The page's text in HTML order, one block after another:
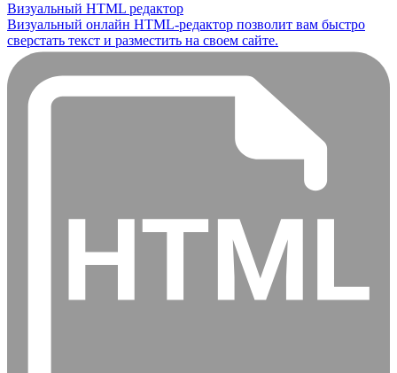
Визуальный HTML редактор
Визуальный онлайн HTML-редактор позволит вам быстро
сверстать текст и разместить на своем сайте.